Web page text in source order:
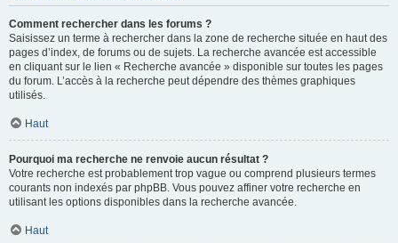
Comment rechercher dans les forums ?
Saisissez un terme à rechercher dans la zone de recherche située en haut des
pages d’index, de forums ou de sujets. La recherche avancée est accessible
en cliquant sur le lien « Recherche avancée » disponible sur toutes les pages
du forum. L’accès à la recherche peut dépendre des thèmes graphiques
utilisés.
Haut
Pourquoi ma recherche ne renvoie aucun résultat ?
Votre recherche est probablement trop vague ou comprend plusieurs termes
courants non indexés par phpBB. Vous pouvez affiner votre recherche en
utilisant les options disponibles dans la recherche avancée.
Haut